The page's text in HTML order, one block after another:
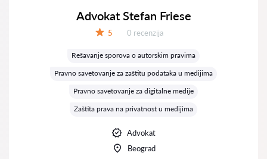
Advokat Stefan Friese
5 Recenzija:
0 recenzija
Rešavanje sporova o autorskim pravima
Pravno savetovanje za zaštitu podataka u medijima
Pravno savetovanje za digitalne medije
Zaštita prava na privatnost u medijima
Advokat
Beograd